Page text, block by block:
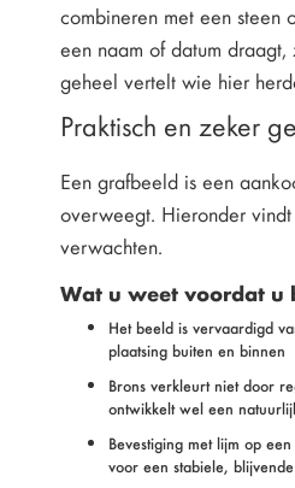
combineren met een steen
een naam of datum
geheel vertelt wie hier
Praktisch en zeker
Een grafbeeld is een
overweegt. Hieronder
verwachten.
Wat u weet voordat u
Het beeld is vervaardigd
plaatsing buiten en binnen
Brons verkleurt niet door
ontwikkelt wel een
Bevestiging met lijm op
voor een stabiele,